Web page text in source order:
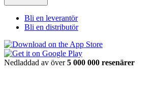
Bli en leverantör
Bli en distributör
Nedladdad av över5 000 000 resenärer